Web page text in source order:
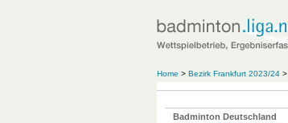
Home > Bezirk Frankfurt 2023/24>
Badminton Deutschland